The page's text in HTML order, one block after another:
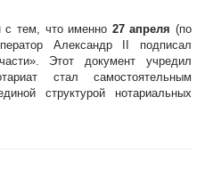
с тем, что именно 27 апреля(по
Александр II подписал
Этот документ учредил
стал самостоятельным
структурой нотариальных